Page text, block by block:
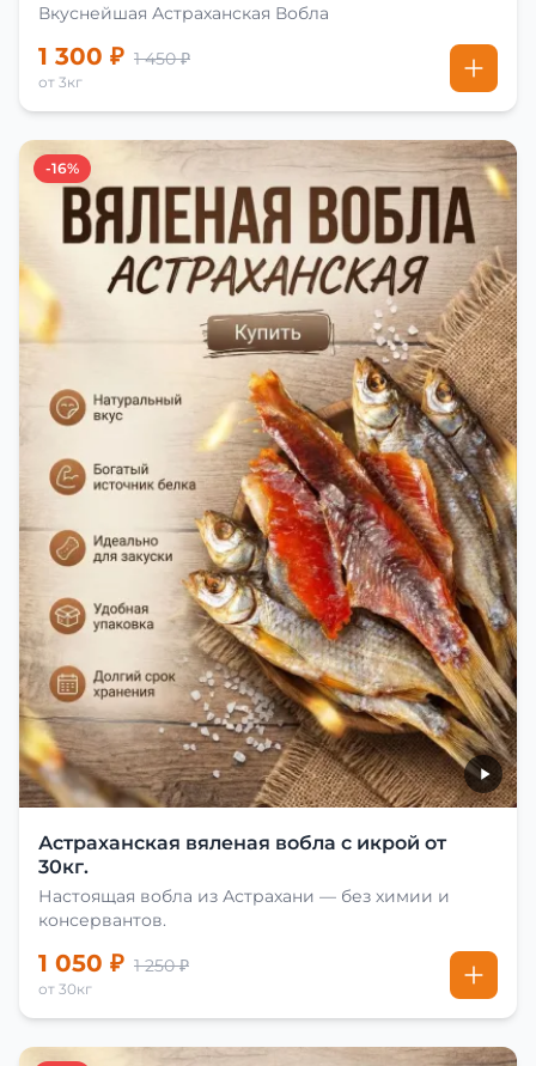
Вкуснейшая Астраханская Вобла
1 300 ₽ 1 450 ₽
от 3кг
-16%
Астраханская вяленая вобла с икрой от
30кг.
Настоящая вобла из Астрахани — без химии и
консервантов.
1 050 ₽ 1 250 ₽
от 30кг